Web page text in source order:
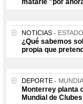
matarle "por
NOTICIAS
¿Qué sabemos
propia que
DEPORTE
Monterrey planta
Mundial de